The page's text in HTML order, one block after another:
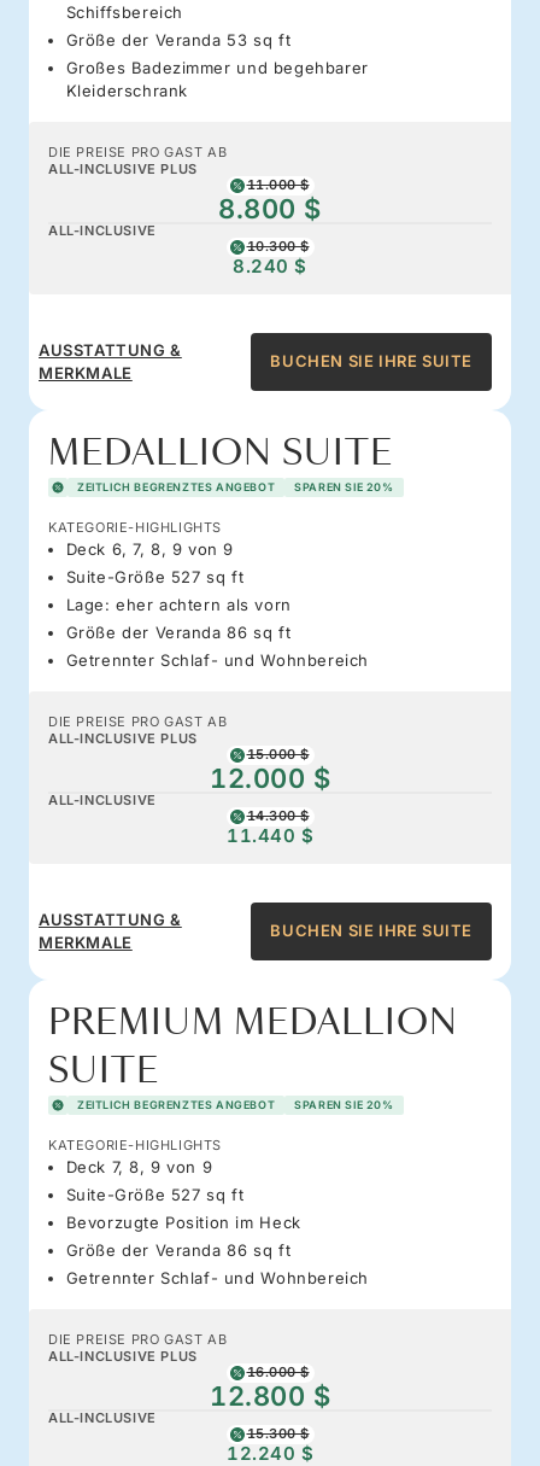
Schiffsbereich
Größe der Veranda 53 sq ft
Großes Badezimmer und begehbarer
Kleiderschrank
DIE PREISE PRO GAST AB
ALL-INCLUSIVE PLUS
11.000 $
8.800 $
ALL-INCLUSIVE
10.300 $
8.240 $
AUSSTATTUNG &
MERKMALE
BUCHEN SIE IHRE SUITE
MEDALLION SUITE
ZEITLICH BEGRENZTES ANGEBOT SPAREN SIE 20%
KATEGORIE-HIGHLIGHTS
Deck 6, 7, 8, 9 von 9
Suite-Größe 527 sq ft
Lage: eher achtern als vorn
Größe der Veranda 86 sq ft
Getrennter Schlaf- und Wohnbereich
DIE PREISE PRO GAST AB
ALL-INCLUSIVE PLUS
15.000 $
12.000 $
ALL-INCLUSIVE
14.300 $
11.440 $
AUSSTATTUNG &
MERKMALE
BUCHEN SIE IHRE SUITE
PREMIUM MEDALLION
SUITE
ZEITLICH BEGRENZTES ANGEBOT SPAREN SIE 20%
KATEGORIE-HIGHLIGHTS
Deck 7, 8, 9 von 9
Suite-Größe 527 sq ft
Bevorzugte Position im Heck
Größe der Veranda 86 sq ft
Getrennter Schlaf- und Wohnbereich
DIE PREISE PRO GAST AB
ALL-INCLUSIVE PLUS
16.000 $
12.800 $
ALL-INCLUSIVE
15.300 $
12.240 $